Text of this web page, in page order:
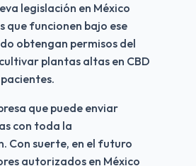
legislación en México
que funcionen bajo ese
obtengan permisos del
plantas altas en CBD
que puede enviar
con toda la
Con suerte, en el futuro
autorizados en México